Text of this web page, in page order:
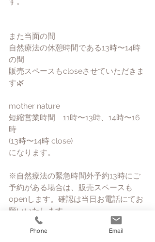
また当面の間
自然療法の休憩時間である13時〜14時
の間
販売スペースもcloseさせていただきま
す🌿
mother nature
短縮営業時間　11時〜13時、14時〜16
時
(13時〜14時 close)
になります。
※自然療法の緊急時間外予約13時にご
予約がある場合は、販売スペースも
openします。確認は当日お電話にてお
願いいたします。
Phone Email